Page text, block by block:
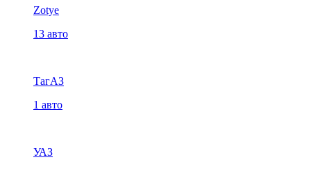
Zotye
13 авто
ТагАЗ
1 авто
УАЗ